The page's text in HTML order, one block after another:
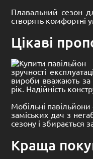
Плавальний сезон
створять комфортні
Цікаві
зручності
вироби вважають за
рік. Надійність
Мобільні
заміських дач з
сезону і збирається
Краща